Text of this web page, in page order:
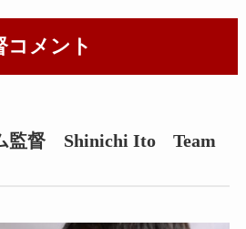
コメント
監督 Shinichi Ito Team